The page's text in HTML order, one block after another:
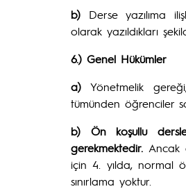
b) Derse yazılıma
olarak yazıldıkları
6.) Genel Hükümler
a) Yönetmelik
tümünden öğrenciler
b)
Ön koşullu
gerekmektedir. Ancak
için 4. yılda, normal
sınırlama yoktur.